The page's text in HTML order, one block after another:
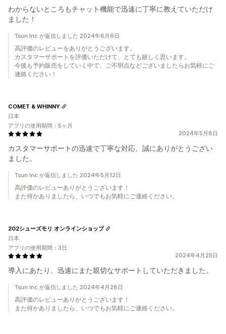
わからないところもチャット機能で迅速に丁寧に教えていただけ
ました！
Tsun Inc.が返信しました 2024年6月6日
高評価のレビューをありがとうございます。
カスタマーサポートを評価いただけて、とても嬉しく思います。
今後も予約販売をしていく中で、ご不明点などございましたらお気軽にご
連絡ください！
2024年5月8日
カスタマーサポートの迅速で丁寧な対応、誠にありがとうござい
ました。
COMET & WHINNY
日本
アプリの使用期間：5ヶ月
Tsun Inc.が返信しました 2024年5月12日
高評価のレビューありがとうございます！
また何かありましたら、いつでもお気軽にご連絡ください。
2024年4月25日
導入にあたり、迅速にまた親切なサポートしていただきました。
202シューズモリ オンラインショップ
日本
アプリの使用期間：3日
Tsun Inc.が返信しました 2024年4月28日
高評価のレビューありがとうございます！
また何かありましたら、いつでもお気軽にご連絡ください。